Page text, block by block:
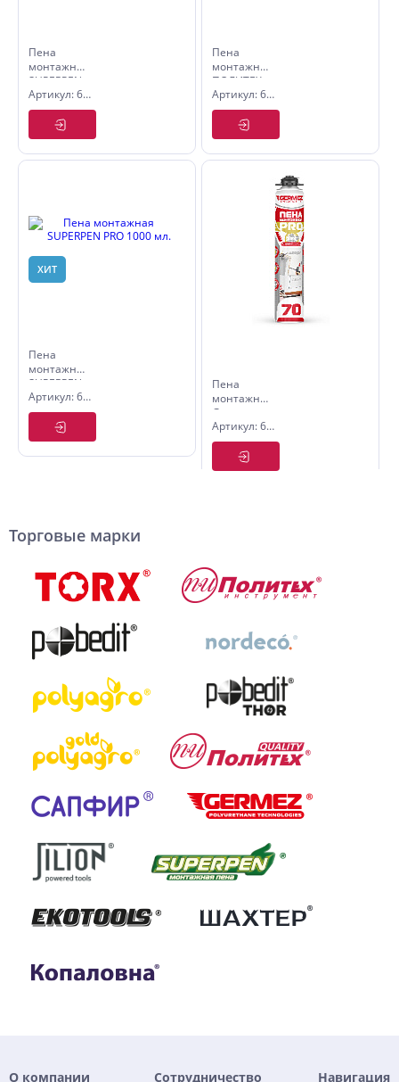
Пена
монтажная
SUPERPEN
PRO 60
Артикул: 6501707
Пена
монтажная
ПОЛИТЕХ
PRO 65
Артикул: 6501007
ХИТ
Пена
монтажная
SUPERPEN
PRO 1000
мл.
Артикул: 6501705
Пена
монтажная
Germez
PRO 70
Артикул: 6501507
Торговые марки
О компании Сотрудничество Навигация